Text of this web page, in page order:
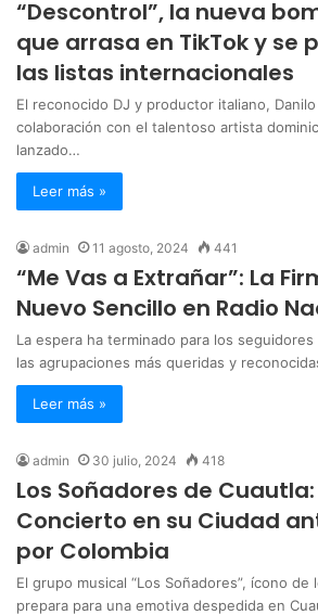
“Descontrol”, la nueva
que arrasa en TikTok y se
las listas internacionales
El reconocido DJ y productor italiano,
colaboración con el talentoso artista
lanzado…
Leer más »
admin 11 agosto, 2024 441
“Me Vas a Extrañar”: La
Nuevo Sencillo en Radio
La espera ha terminado para los seguidores
las agrupaciones más queridas y
Leer más »
admin 30 julio, 2024 418
Los Soñadores de
Concierto en su Ciudad
por Colombia
El grupo musical “Los Soñadores”, ícono de
prepara para una emotiva despedida en